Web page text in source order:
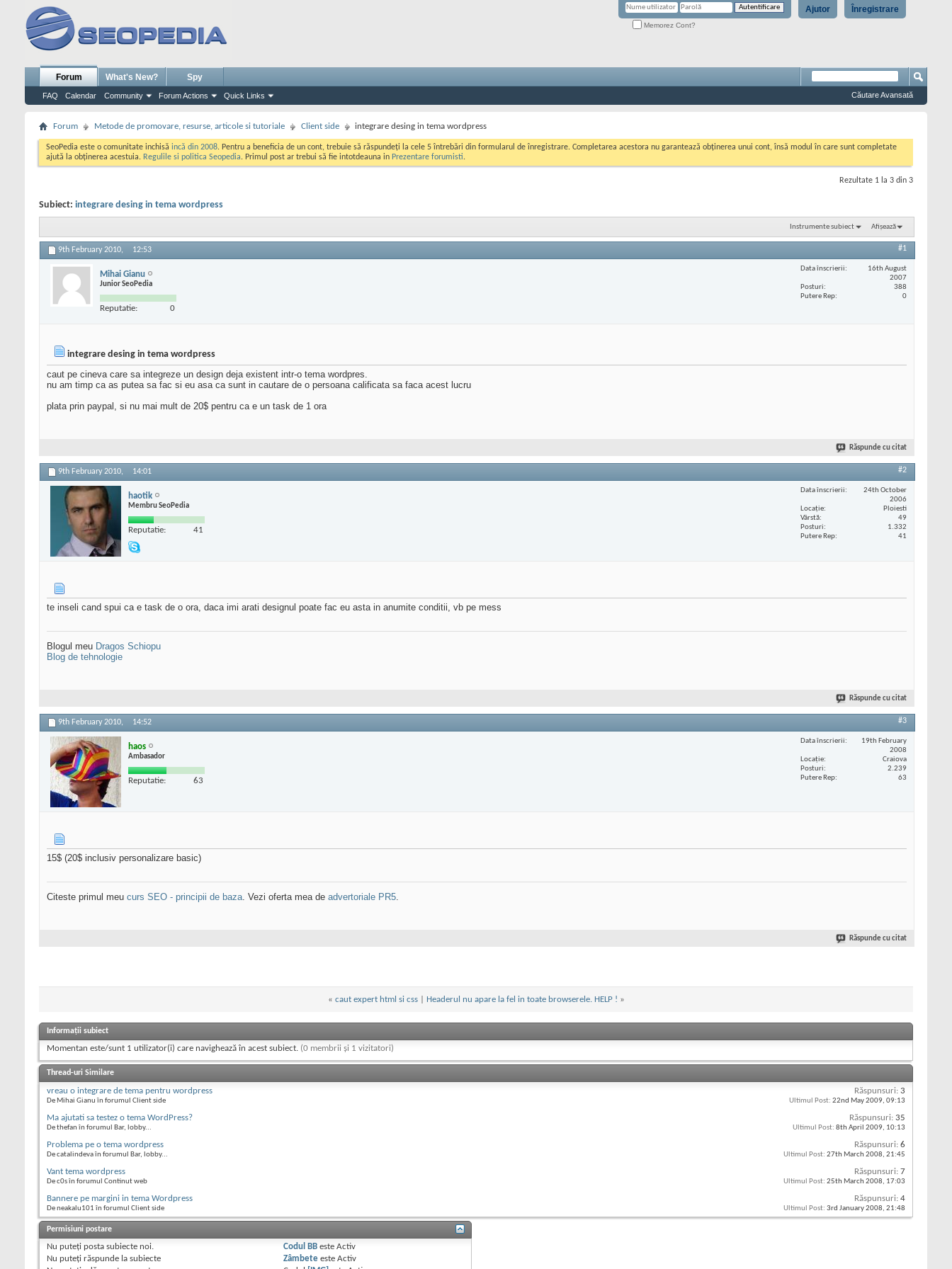
Înregistrare
Ajutor
Memorez Cont?
Forum
FAQ Calendar Community Forum Actions Quick Links
What's New? Spy
Căutare Avansată
Forum Metode de promovare, resurse, articole si tutoriale Client side integrare desing in tema wordpress
SeoPedia este o comunitate inchisă incă din 2008. Pentru a beneficia de un cont, trebuie să răspundeți la cele 5 întrebări din formularul de înregistrare. Completarea acestora nu garantează obținerea unui cont, însă modul în care sunt completate
ajută la obținerea acestuia. Regulile si politica Seopedia. Primul post ar trebui să fie intotdeauna in Prezentare forumisti.
Rezultate 1 la 3 din 3
Subiect: integrare desing in tema wordpress
Instrumente subiect Afișează
9th February 2010, 12:53 #1
Mihai Gianu
Junior SeoPedia
Reputatie: 0
Data înscrierii
16th August
2007
Posturi
388
Putere Rep
0
integrare desing in tema wordpress
caut pe cineva care sa integreze un design deja existent intr-o tema wordpres.
nu am timp ca as putea sa fac si eu asa ca sunt in cautare de o persoana calificata sa faca acest lucru
plata prin paypal, si nu mai mult de 20$ pentru ca e un task de 1 ora
Răspunde cu citat
9th February 2010, 14:01 #2
haotik
Membru SeoPedia
Reputatie: 41
Data înscrierii
24th October
2006
Locaţie
Ploiesti
Vârstă
49
Posturi
1.332
Putere Rep
41
te inseli cand spui ca e task de o ora, daca imi arati designul poate fac eu asta in anumite conditii, vb pe mess
Blogul meu Dragos Schiopu
Blog de tehnologie
Răspunde cu citat
9th February 2010, 14:52 #3
haos
Ambasador
Reputatie: 63
Data înscrierii
19th February
2008
Locaţie
Craiova
Posturi
2.239
Putere Rep
63
15$ (20$ inclusiv personalizare basic)
Citeste primul meu curs SEO - principii de baza. Vezi oferta mea de advertoriale PR5.
Răspunde cu citat
« caut expert html si css| Headerul nu apare la fel in toate browserele. HELP ! »
Informații subiect
Momentan este/sunt 1 utilizator(i) care navighează în acest subiect. (0 membrii și 1 vizitatori)
Thread-uri Similare
vreau o integrare de tema pentru wordpress
De Mihai Gianu în forumul Client side
Răspunsuri: 3
Ultimul Post: 22nd May 2009, 09:13
Ma ajutati sa testez o tema WordPress?
De thefan în forumul Bar, lobby...
Răspunsuri: 35
Ultimul Post: 8th April 2009, 10:13
Problema pe o tema wordpress
De catalindeva în forumul Bar, lobby...
Răspunsuri: 6
Ultimul Post: 27th March 2008, 21:45
Vant tema wordpress
De c0s în forumul Continut web
Răspunsuri: 7
Ultimul Post: 25th March 2008, 17:03
Bannere pe margini in tema Wordpress
De neakalu101 în forumul Client side
Răspunsuri: 4
Ultimul Post: 3rd January 2008, 21:48
Permisiuni postare
Nu puteţi posta subiecte noi.
Nu puteţi răspunde la subiecte
Codul BB esteActiv
Zâmbete esteActiv